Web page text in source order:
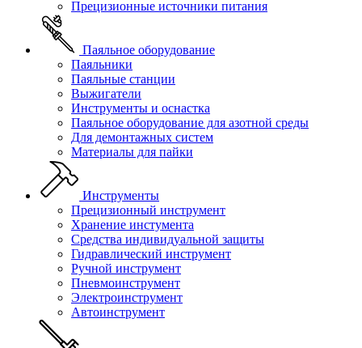
Прецизионные источники питания
Паяльное оборудование
Паяльники
Паяльные станции
Выжигатели
Инструменты и оснастка
Паяльное оборудование для азотной среды
Для демонтажных систем
Материалы для пайки
Инструменты
Прецизионный инструмент
Хранение инстумента
Средства индивидуальной защиты
Гидравлический инструмент
Ручной инструмент
Пневмоинструмент
Электроинструмент
Автоинструмент